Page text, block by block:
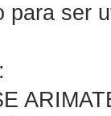
para ser